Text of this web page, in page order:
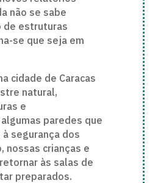
não se sabe
de estruturas
se que seja em
cidade de Caracas
natural,
e
paredes que
segurança dos
nossas crianças e
às salas de
preparados.